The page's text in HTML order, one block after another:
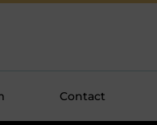
Contact